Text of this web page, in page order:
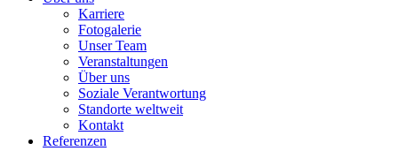
Karriere
Fotogalerie
Unser Team
Veranstaltungen
Über uns
Soziale Verantwortung
Standorte weltweit
Kontakt
Referenzen